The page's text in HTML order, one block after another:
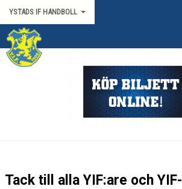
YSTADS IF HANDBOLL
HEM
Tack till alla YIF:are och YIF-